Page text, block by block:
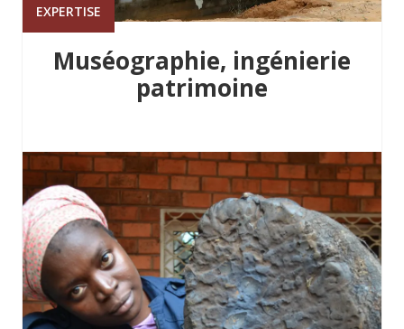
EXPERTISE
Muséographie, ingénierie
patrimoine